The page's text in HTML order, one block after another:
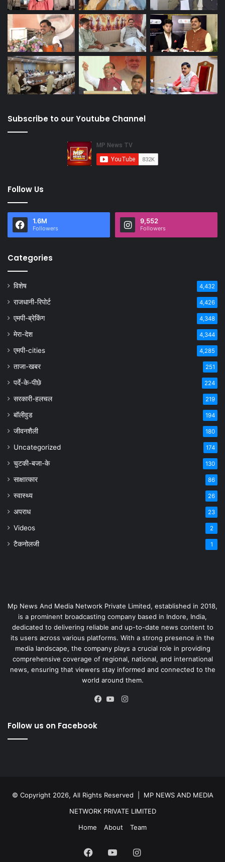
Subscribe to our Youtube Channel
Follow Us
1.6M
Followers
9,552
Followers
Categories
विशेष 4,432
राजधानी-रिपोर्ट 4,426
एमपी-ब्रेकिंग 4,348
मेरा-देश 4,344
एमपी-cities 4,285
ताजा-खबर 251
पर्दे-के-पीछे 224
सरकारी-हलचल 219
बॉलीवुड 194
जीवनशैली 180
Uncategorized 174
चुटकी-बजा-के 130
साक्षात्कार 86
स्वास्थ्य 26
अपराध 23
Videos 2
टैकनोलजी 1
Mp News And Media Network Private Limited, established in 2018,
is a prominent broadcasting company based in Indore, India,
dedicated to delivering reliable and up-to-date news content to
its users across various platforms. With a strong presence in the
media landscape, the company plays a crucial role in providing
comprehensive coverage of regional, national, and international
news, ensuring that viewers stay informed and connected to the
world around them.
Instagram
Follow us on Facebook
© Copyright 2026, All Rights Reserved | MP NEWS AND MEDIA
NETWORK PRIVATE LIMITED
Home
About Team
Facebook
YouTubeInstagram